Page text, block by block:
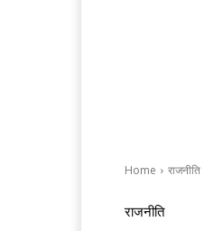
Home राजनीति
राजनीति